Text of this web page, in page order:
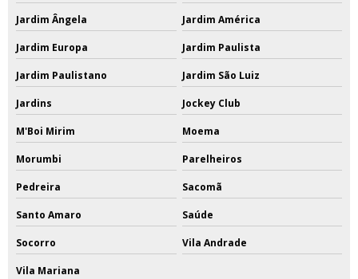
Jardim Ângela Jardim América
Jardim Europa Jardim Paulista
Jardim Paulistano Jardim São Luiz
Jardins Jockey Club
M'Boi Mirim Moema
Morumbi Parelheiros
Pedreira Sacomã
Santo Amaro Saúde
Socorro Vila Andrade
Vila Mariana